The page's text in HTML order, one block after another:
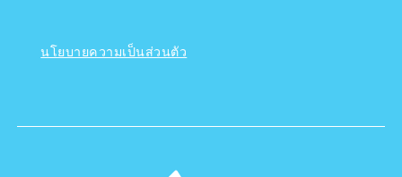
นโยบายความเป็นส่วนตัว